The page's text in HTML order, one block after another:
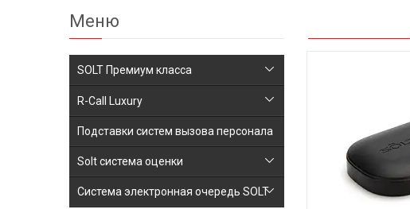
SOLT Премиум класса
R-Call Luxury
Подставки систем вызова персонала
Solt система оценки
Система электронная очередь SOLT